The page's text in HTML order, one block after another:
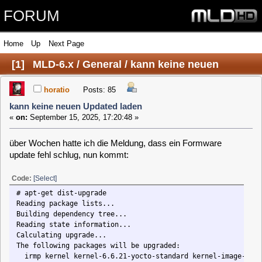
FORUM
[1] MLD-6.x / General / kann keine neuen
Updated laden
horatio Posts: 85
kann keine neuen Updated laden
«on:September 15, 2025, 17:20:48 »
über Wochen hatte ich die Meldung, dass ein Formware
update fehl schlug, nun kommt:
Code:
[Select]
# apt-get dist-upgrade
Building dependency tree...
Reading state information...
Calculating upgrade...
The following packages will be upgraded:
irmp kernel kernel-6.6.21-yocto-standard kernel-image-6.6.21-yocto-
kernel-image-bzimage-6.6.21-yocto-standard
kernel-modules-6.6.21-yocto-standard kmod-8168 nvidia-legacy plymouth
plymouth-locale-de vdr vdr-locale-de-de vdr-plugin-epgsearch
vdr-plugin-epgsearch-locale-de-de vdr-plugin-femon
vdr-plugin-femon-locale-de-de vdr-plugin-iptv vdr-plugin-iptv-locale-